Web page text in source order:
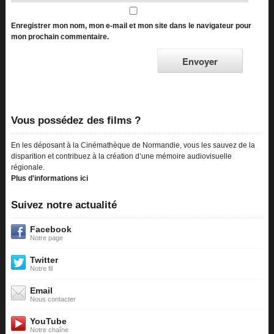
Enregistrer mon nom, mon e-mail et mon site dans le navigateur pour
mon prochain commentaire.
Vous possédez des films ?
En les déposant à la Cinémathèque de Normandie, vous les sauvez de la
disparition et contribuez à la création d’une mémoire audiovisuelle
régionale.
Plus d'informations ici
Suivez notre actualité
Facebook
Notre page
Twitter
Notre fil
Email
Nous contacter
YouTube
Notre chaîne